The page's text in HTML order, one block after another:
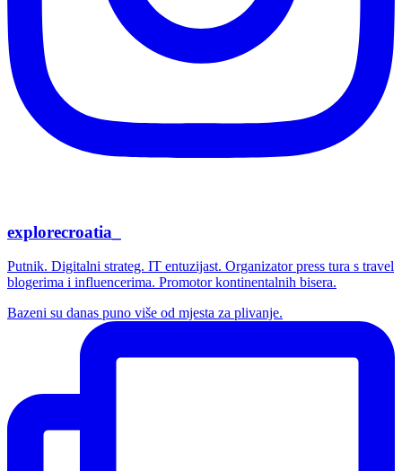
explorecroatia_
Putnik. Digitalni strateg. IT entuzijast. Organizator press tura s travel
blogerima i influencerima. Promotor kontinentalnih bisera.
Bazeni su danas puno više od mjesta za plivanje.